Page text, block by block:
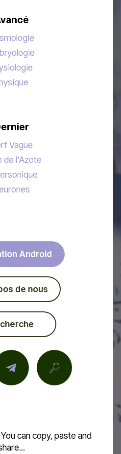
Vague
de l'Azote
Android
de nous
can copy, paste and